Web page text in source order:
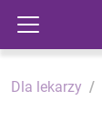
Dla lekarzy